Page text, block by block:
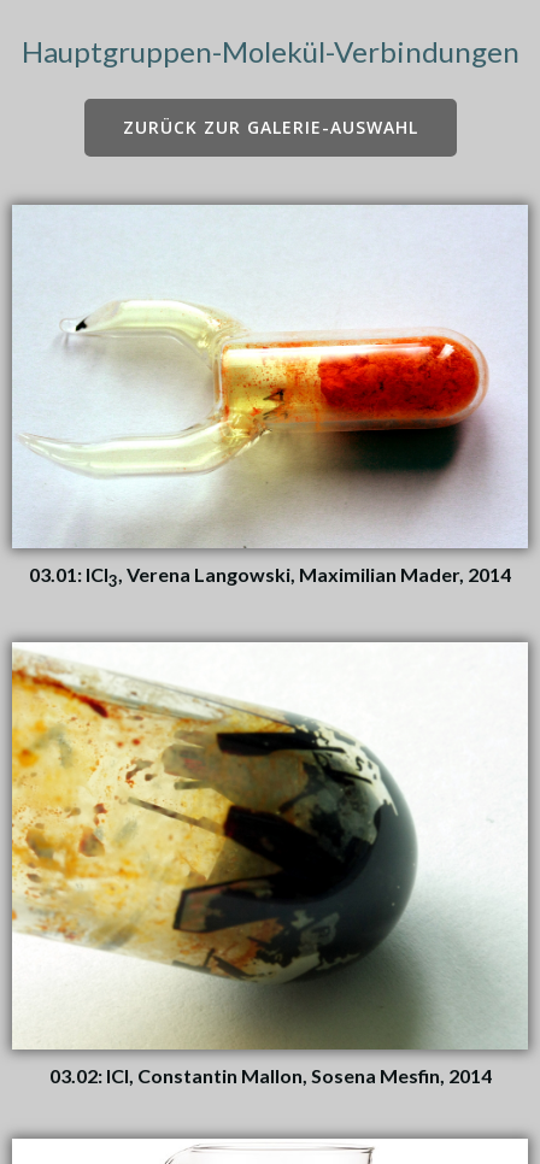
Hauptgruppen-Molekül-Verbindungen
ZURÜCK ZUR GALERIE-AUSWAHL
03.01: ICl3, Verena Langowski, Maximilian Mader, 2014
03.02: ICl, Constantin Mallon, Sosena Mesfin, 2014